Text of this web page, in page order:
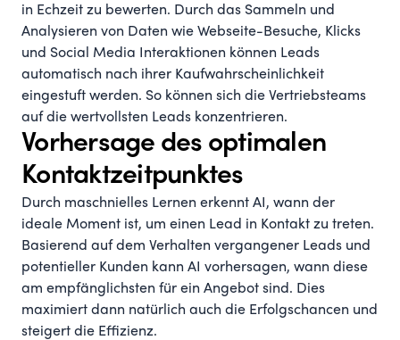
in Echzeit zu bewerten. Durch das Sammeln und
Analysieren von Daten wie Webseite-Besuche, Klicks
und Social Media Interaktionen können Leads
automatisch nach ihrer Kaufwahrscheinlichkeit
eingestuft werden. So können sich die Vertriebsteams
auf die wertvollsten Leads konzentrieren.
Vorhersage des optimalen
Kontaktzeitpunktes
Durch maschnielles Lernen erkennt AI, wann der
ideale Moment ist, um einen Lead in Kontakt zu treten.
Basierend auf dem Verhalten vergangener Leads und
potentieller Kunden kann AI vorhersagen, wann diese
am empfänglichsten für ein Angebot sind. Dies
maximiert dann natürlich auch die Erfolgschancen und
steigert die Effizienz.